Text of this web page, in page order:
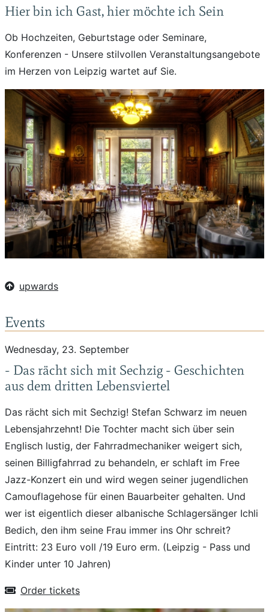
Hier bin ich Gast, hier möchte ich Sein
Ob Hochzeiten, Geburtstage oder Seminare,
Konferenzen - Unsere stilvollen Veranstaltungsangebote
im Herzen von Leipzig wartet auf Sie.
upwards
Events
Wednesday, 23. September
- Das rächt sich mit Sechzig - Geschichten
aus dem dritten Lebensviertel
Das rächt sich mit Sechzig! Stefan Schwarz im neuen
Lebensjahrzehnt! Die Tochter macht sich über sein
Englisch lustig, der Fahrradmechaniker weigert sich,
seinen Billigfahrrad zu behandeln, er schlaft im Free
Jazz-Konzert ein und wird wegen seiner jugendlichen
Camouflagehose für einen Bauarbeiter gehalten. Und
wer ist eigentlich dieser albanische Schlagersänger Ichli
Bedich, den ihm seine Frau immer ins Ohr schreit?
Eintritt: 23 Euro voll /19 Euro erm. (Leipzig - Pass und
Kinder unter 10 Jahren)
Order tickets